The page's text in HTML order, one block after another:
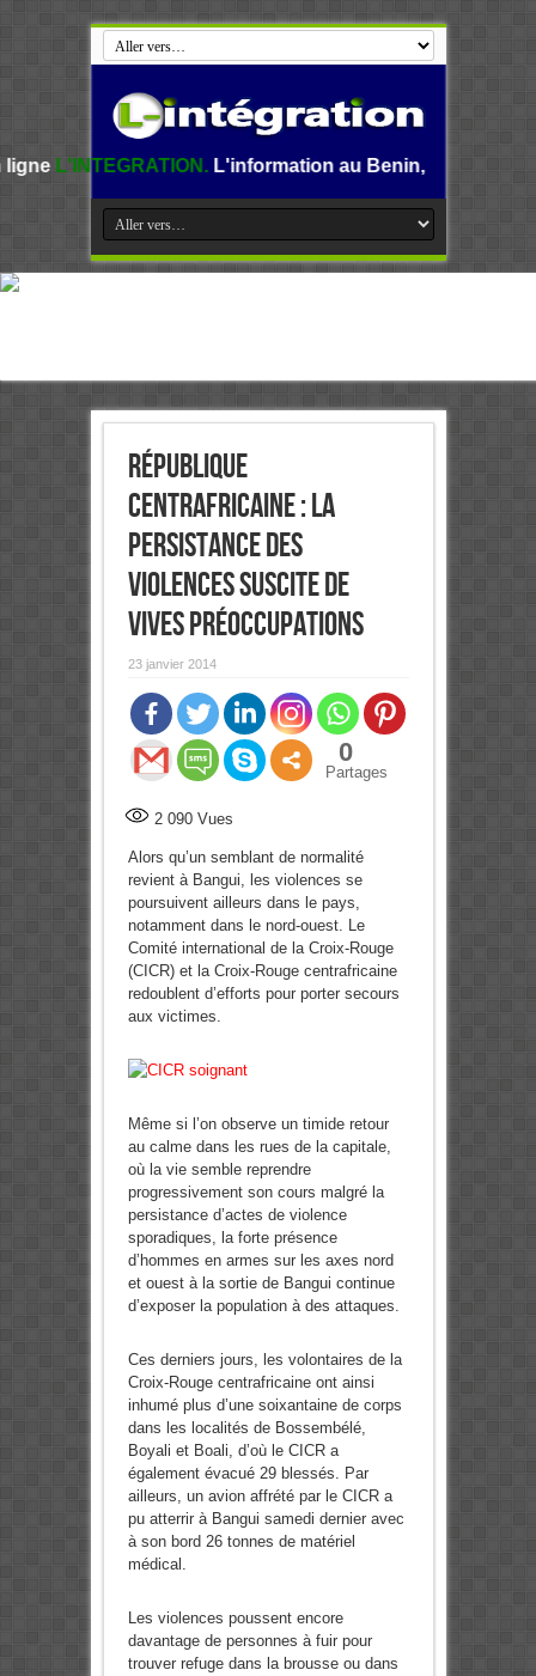
L'information au Benin, en Afrique et dans le
République
centrafricaine : la
persistance des
violences suscite de
vives préoccupations
23 janvier 2014
0
Partages
2 090Vues
Alors qu’un semblant de normalité
revient à Bangui, les violences se
poursuivent ailleurs dans le pays,
notamment dans le nord-ouest. Le
Comité international de la Croix-Rouge
(CICR) et la Croix-Rouge centrafricaine
redoublent d’efforts pour porter secours
aux victimes.
Même si l’on observe un timide retour
au calme dans les rues de la capitale,
où la vie semble reprendre
progressivement son cours malgré la
persistance d’actes de violence
sporadiques, la forte présence
d’hommes en armes sur les axes nord
et ouest à la sortie de Bangui continue
d’exposer la population à des attaques.
Ces derniers jours, les volontaires de la
Croix-Rouge centrafricaine ont ainsi
inhumé plus d’une soixantaine de corps
dans les localités de Bossembélé,
Boyali et Boali, d’où le CICR a
également évacué 29 blessés. Par
ailleurs, un avion affrété par le CICR a
pu atterrir à Bangui samedi dernier avec
à son bord 26 tonnes de matériel
médical.
Les violences poussent encore
davantage de personnes à fuir pour
trouver refuge dans la brousse ou dans